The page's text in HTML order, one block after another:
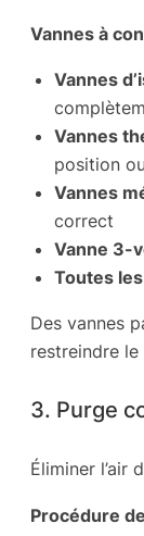
Vannes à
Vannes
Vannes
position
Vannes
correct
Vanne 3-
Toutes
Des vannes
restreindre le
3. Purge
Éliminer l’air
Procédure